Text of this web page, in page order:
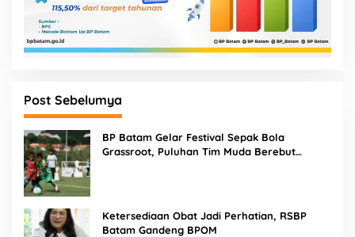
Post Sebelumya
BP Batam Gelar Festival Sepak Bola
Grassroot, Puluhan Tim Muda Berebut
Ketersediaan Obat Jadi Perhatian, RSBP
Batam Gandeng BPOM